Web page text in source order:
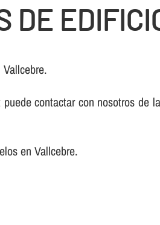
DE
contactar con nosotros de
en Vallcebre.